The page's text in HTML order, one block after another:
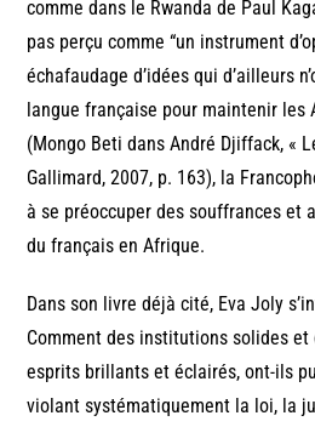
comme dans le Rwanda de Paul
pas perçu comme “un instrument
échafaudage d’idées qui d’ailleurs
langue française pour maintenir les
(Mongo Beti dans André Djiffack, «
Gallimard, 2007, p. 163), la
à se préoccuper des souffrances et
du français en Afrique.
Dans son livre déjà cité, Eva Joly
Comment des institutions solides et
esprits brillants et éclairés, ont-ils
violant systématiquement la loi, la